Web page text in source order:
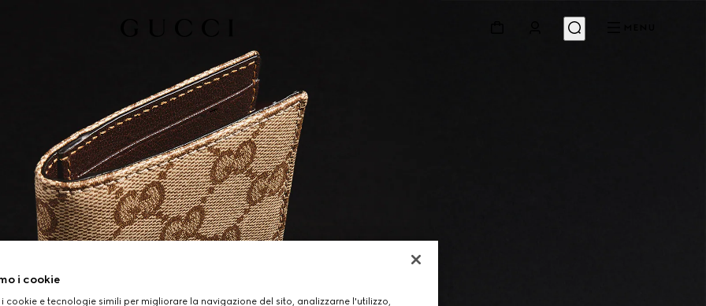
i cookie
cookie e tecnologie simili per migliorare la navigazione del sito, analizzarne l'utilizzo,